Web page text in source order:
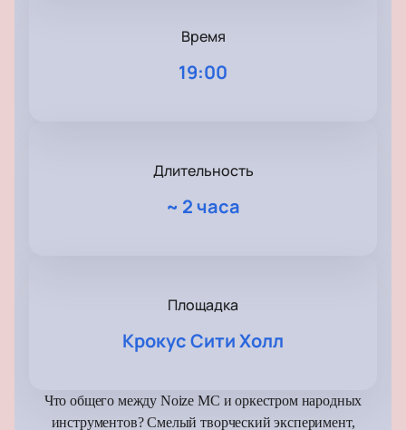
Время
19:00
Длительность
~ 2 часа
Площадка
Крокус Сити Холл
Что общего между Noize MC и оркестром народных
инструментов? Смелый творческий эксперимент,